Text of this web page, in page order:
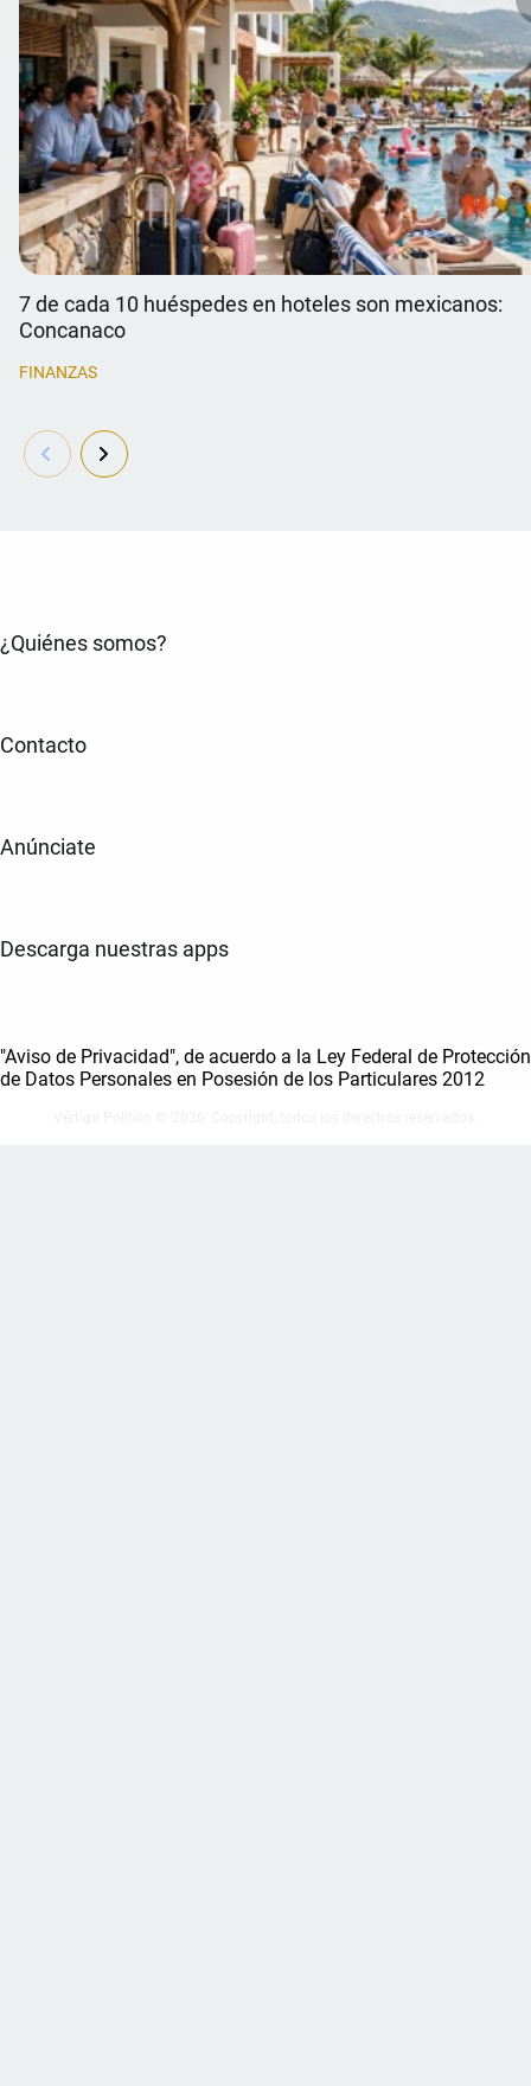
7 de cada 10 huéspedes en hoteles son mexicanos:
Concanaco
FINANZAS
¿Quiénes somos?
Contacto
Anúnciate
Descarga nuestras apps
"Aviso de Privacidad", de acuerdo a la Ley Federal de Protección
de Datos Personales en Posesión de los Particulares 2012